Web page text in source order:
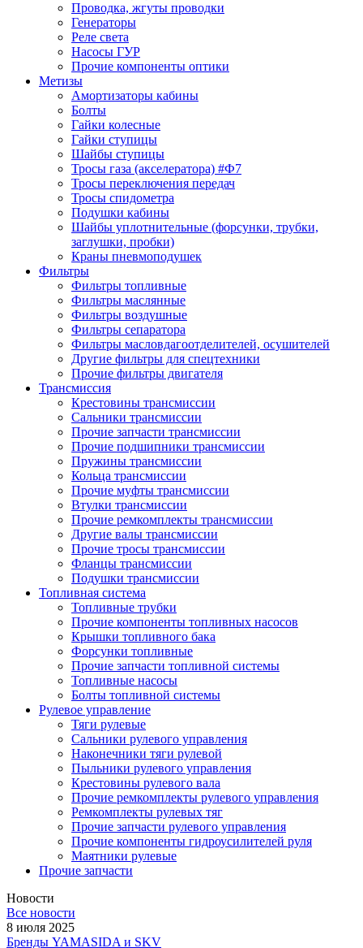
Проводка, жгуты проводки
Генераторы
Реле света
Насосы ГУР
Прочие компоненты оптики
Метизы
Амортизаторы кабины
Болты
Гайки колесные
Гайки ступицы
Шайбы ступицы
Тросы газа (акселератора) #Ф7
Тросы переключения передач
Тросы спидометра
Подушки кабины
Шайбы уплотнительные (форсунки, трубки,
заглушки, пробки)
Краны пневмоподушек
Фильтры
Фильтры топливные
Фильтры маслянные
Фильтры воздушные
Фильтры сепаратора
Фильтры масловдагоотделителей, осушителей
Другие фильтры для спецтехники
Прочие фильтры двигателя
Трансмиссия
Крестовины трансмиссии
Сальники трансмиссии
Прочие запчасти трансмиссии
Прочие подшипники трансмиссии
Пружины трансмиссии
Кольца трансмиссии
Прочие муфты трансмиссии
Втулки трансмиссии
Прочие ремкомплекты трансмиссии
Другие валы трансмиссии
Прочие тросы трансмиссии
Фланцы трансмиссии
Подушки трансмиссии
Топливная система
Топливные трубки
Прочие компоненты топливных насосов
Крышки топливного бака
Форсунки топливные
Прочие запчасти топливной системы
Топливные насосы
Болты топливной системы
Рулевое управление
Тяги рулевые
Сальники рулевого управления
Наконечники тяги рулевой
Пыльники рулевого управления
Крестовины рулевого вала
Прочие ремкомплекты рулевого управления
Ремкомплекты рулевых тяг
Прочие запчасти рулевого управления
Прочие компоненты гидроусилителей руля
Маятники рулевые
Прочие запчасти
Новости
Все новости
8 июля 2025
Бренды YAMASIDA и SKV